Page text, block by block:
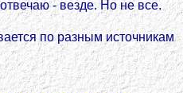
- везде. Но не все.
по разным источникам